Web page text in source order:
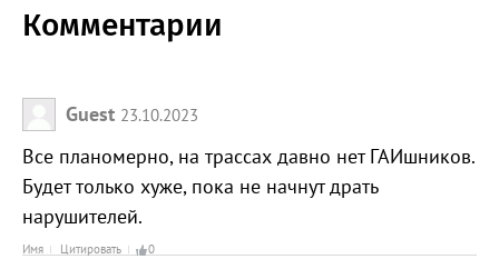
Комментарии
Guest 23.10.2023
Все планомерно, на трассах давно нет ГАИшников.
Будет только хуже, пока не начнут драть
нарушителей.
Имя Цитировать 0